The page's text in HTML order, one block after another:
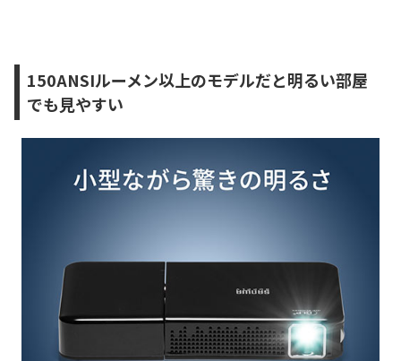
150ANSIルーメン以上のモデルだと明るい部屋
でも見やすい